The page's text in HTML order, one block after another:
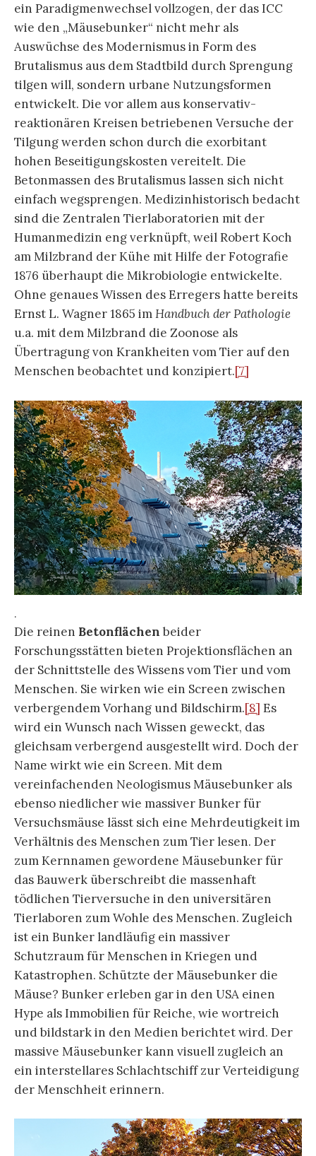
ein Paradigmenwechsel vollzogen, der das ICC
wie den „Mäusebunker“ nicht mehr als
Auswüchse des Modernismus in Form des
Brutalismus aus dem Stadtbild durch Sprengung
tilgen will, sondern urbane Nutzungsformen
entwickelt. Die vor allem aus konservativ-
reaktionären Kreisen betriebenen Versuche der
Tilgung werden schon durch die exorbitant
hohen Beseitigungskosten vereitelt. Die
Betonmassen des Brutalismus lassen sich nicht
einfach wegsprengen. Medizinhistorisch bedacht
sind die Zentralen Tierlaboratorien mit der
Humanmedizin eng verknüpft, weil Robert Koch
am Milzbrand der Kühe mit Hilfe der Fotografie
1876 überhaupt die Mikrobiologie entwickelte.
Ohne genaues Wissen des Erregers hatte bereits
Ernst L. Wagner 1865 imHandbuch der Pathologie
u.a. mit dem Milzbrand die Zoonose als
Übertragung von Krankheiten vom Tier auf den
Menschen beobachtet und konzipiert.[7]
.
Die reinen Betonflächen beider
Forschungsstätten bieten Projektionsflächen an
der Schnittstelle des Wissens vom Tier und vom
Menschen. Sie wirken wie ein Screen zwischen
verbergendem Vorhang und Bildschirm.[8] Es
wird ein Wunsch nach Wissen geweckt, das
gleichsam verbergend ausgestellt wird. Doch der
Name wirkt wie ein Screen. Mit dem
vereinfachenden Neologismus Mäusebunker als
ebenso niedlicher wie massiver Bunker für
Versuchsmäuse lässt sich eine Mehrdeutigkeit im
Verhältnis des Menschen zum Tier lesen. Der
zum Kernnamen gewordene Mäusebunker für
das Bauwerk überschreibt die massenhaft
tödlichen Tierversuche in den universitären
Tierlaboren zum Wohle des Menschen. Zugleich
ist ein Bunker landläufig ein massiver
Schutzraum für Menschen in Kriegen und
Katastrophen. Schützte der Mäusebunker die
Mäuse? Bunker erleben gar in den USA einen
Hype als Immobilien für Reiche, wie wortreich
und bildstark in den Medien berichtet wird. Der
massive Mäusebunker kann visuell zugleich an
ein interstellares Schlachtschiff zur Verteidigung
der Menschheit erinnern.